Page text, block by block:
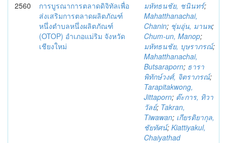
2560
การบูรณาการตลาดดิจิทัลเพื่อ
ส่งเสริมการตลาดผลิตภัณฑ์
หนึ่งตำบลหนึ่งผลิตภัณฑ์
(OTOP) อำเภอแม่ริม จังหวัด
เชียงใหม่
มหัทธนชัย, ชนินทร์;
Mahatthanachai,
Chanin; ชุ่มอุ่น, มานพ;
Chum-un, Manop;
มหัทธนชัย, บุษราภรณ์;
Mahatthanachai,
Butsaraporn; ธารา
พิทักษ์วงศ์, จิตราภรณ์;
Tarapitakwong,
Jittaporn; ต๊ะการ, ทิวา
วัลย์; Takran,
Tiwawan; เกียรติยากุล,
ชัยทัศน์; Kiattiyakul,
Chaiyathad